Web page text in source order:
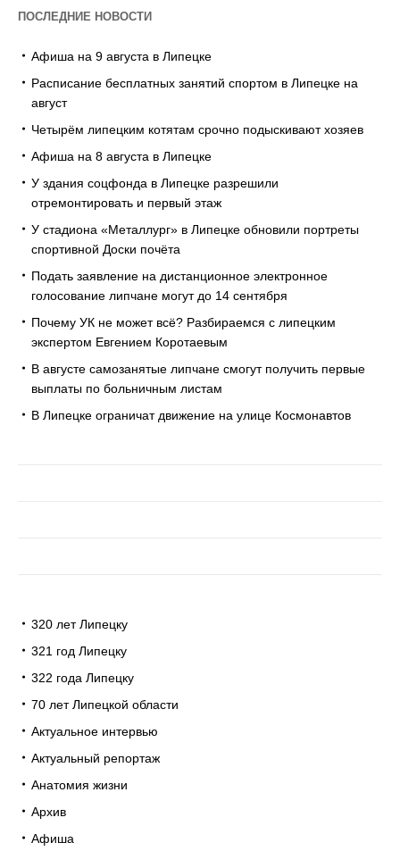
ПОСЛЕДНИЕ НОВОСТИ
Афиша на 9 августа в Липецке
Расписание бесплатных занятий спортом в Липецке на
август
Четырём липецким котятам срочно подыскивают хозяев
Афиша на 8 августа в Липецке
У здания соцфонда в Липецке разрешили
отремонтировать и первый этаж
У стадиона «Металлург» в Липецке обновили портреты
спортивной Доски почёта
Подать заявление на дистанционное электронное
голосование липчане могут до 14 сентября
Почему УК не может всё? Разбираемся с липецким
экспертом Евгением Коротаевым
В августе самозанятые липчане смогут получить первые
выплаты по больничным листам
В Липецке ограничат движение на улице Космонавтов
320 лет Липецку
321 год Липецку
322 года Липецку
70 лет Липецкой области
Актуальное интервью
Актуальный репортаж
Анатомия жизни
Архив
Афиша